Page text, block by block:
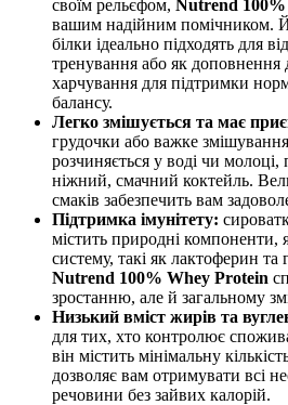
своїм рельєфом, Nutrend
вашим надійним помічником.
білки ідеально підходять для
тренування або як
харчування для підтримки
балансу.
Легко змішується та має
грудочки або важке
розчиняється у воді чи
ніжний, смачний коктейль.
смаків забезпечить вам
Підтримка імунітету:
містить природні компоненти,
систему, такі як лактоферин
Nutrend 100% Whey Protein
зростанню, але й загальному
Низький вміст жирів та
для тих, хто контролює
він містить мінімальну
дозволяє вам отримувати всі
речовини без зайвих калорій.